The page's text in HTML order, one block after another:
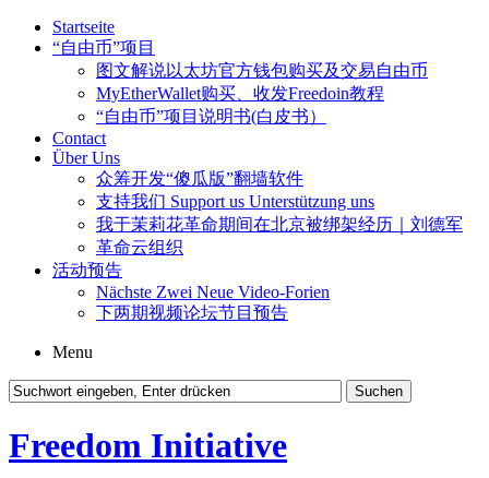
Startseite
“自由币”项目
图文解说以太坊官方钱包购买及交易自由币
MyEtherWallet购买、收发Freedoin教程
“自由币”项目说明书(白皮书）
Contact
Über Uns
众筹开发“傻瓜版”翻墙软件
支持我们 Support us Unterstützung uns
我于茉莉花革命期间在北京被绑架经历｜刘德军
革命云组织
活动预告
Nächste Zwei Neue Video-Forien
下两期视频论坛节目预告
Menu
Freedom Initiative